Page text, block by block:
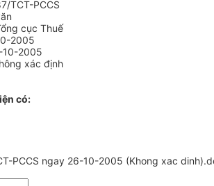
TCT-PCCS
cục Thuế
2005
10-2005
xác định
có:
PCCS ngay 26-10-2005 (Khong xac